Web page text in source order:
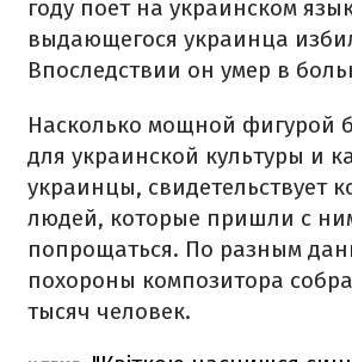
году поет на украинском
выдающегося украинца
Впоследствии он умер в
Насколько мощной фигурой
для украинской культуры и
украинцы, свидетельствует
людей, которые пришли с
попрощаться. По разным
похороны композитора
тысяч человек.